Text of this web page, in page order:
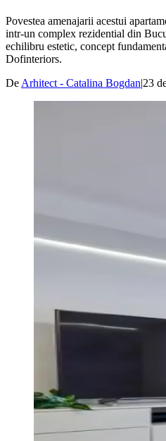
Povestea amenajarii acestui
intr-un complex rezidential din
echilibru estetic, concept
Dofinteriors.
De Arhitect - Catalina Bogdan|23